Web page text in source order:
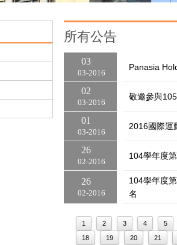
所有公告
03 2016
03
Panasia
03 2016
02
敬邀參與
03 2016
01
2016國際運
02 2016
26
104學年度
02 2016
26
104學年度
名
1 2 3 4
5
18
19 20
21